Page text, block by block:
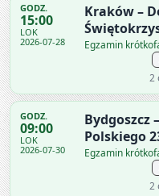
GODZ.
15:00
LOK
2026-07-28
Kraków –
Egzamin
2
GODZ.
09:00
LOK
2026-07-30
Bydgoszcz
Polskiego
Egzamin
2